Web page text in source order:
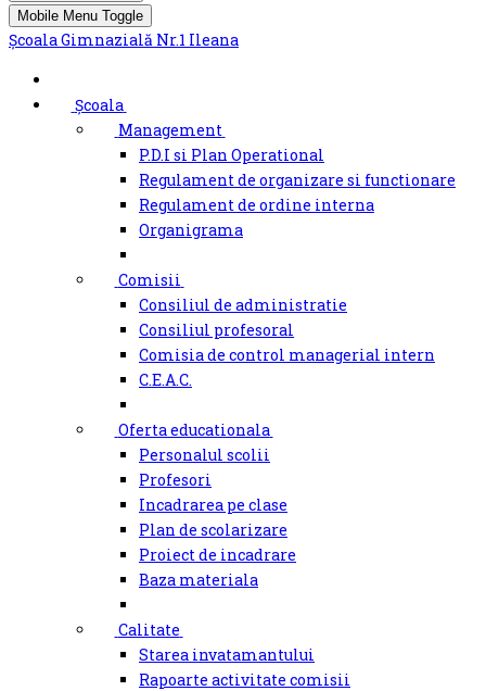
Mobile Menu Toggle
Școala Gimnazială Nr.1 Ileana
Școala
Management
P.D.I si Plan Operational
Regulament de organizare si functionare
Regulament de ordine interna
Organigrama
Comisii
Consiliul de administratie
Consiliul profesoral
Comisia de control managerial intern
C.E.A.C.
Oferta educationala
Personalul scolii
Profesori
Incadrarea pe clase
Plan de scolarizare
Proiect de incadrare
Baza materiala
Calitate
Starea invatamantului
Rapoarte activitate comisii